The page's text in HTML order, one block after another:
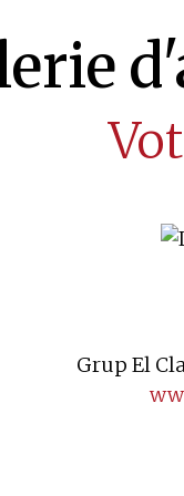
Grup El